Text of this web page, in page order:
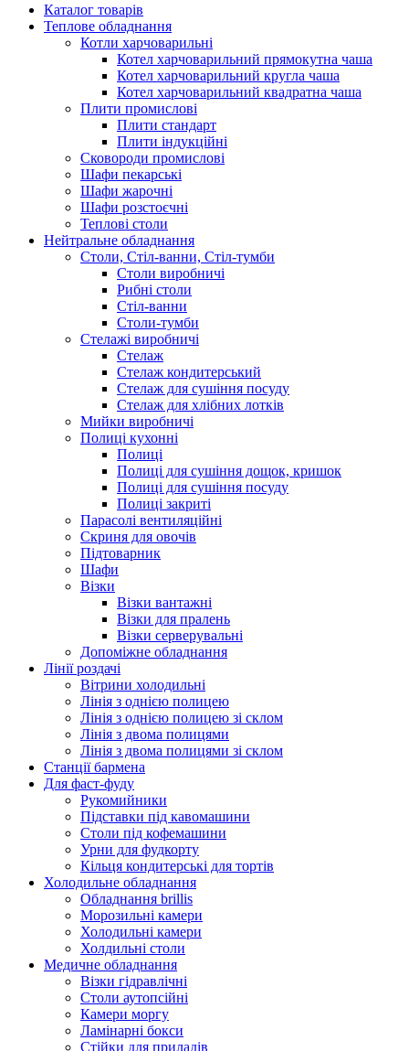
Каталог товарів
Теплове обладнання
Котли харчоварильні
Котел харчоварильний прямокутна чаша
Котел харчоварильний кругла чаша
Котел харчоварильний квадратна чаша
Плити промислові
Плити стандарт
Плити індукційні
Сковороди промислові
Шафи пекарські
Шафи жарочні
Шафи розстоєчні
Теплові столи
Нейтральне обладнання
Столи, Стіл-ванни, Стіл-тумби
Столи виробничі
Рибні столи
Стіл-ванни
Столи-тумби
Стелажі виробничі
Стелаж
Стелаж кондитерський
Стелаж для сушіння посуду
Стелаж для хлібних лотків
Мийки виробничі
Полиці кухонні
Полиці
Полиці для сушіння дощок, кришок
Полиці для сушіння посуду
Полиці закриті
Парасолі вентиляційні
Скриня для овочів
Підтоварник
Шафи
Візки
Візки вантажні
Візки для пралень
Візки серверувальні
Допоміжне обладнання
Лінії роздачі
Вітрини холодильні
Лінія з однією полицею
Лінія з однією полицею зі склом
Лінія з двома полицями
Лінія з двома полицями зі склом
Станції бармена
Для фаст-фуду
Рукомийники
Підставки під кавомашини
Столи під кофемашини
Урни для фудкорту
Кільця кондитерські для тортів
Холодильне обладнання
Обладнання brillis
Морозильні камери
Холодильні камери
Холдильні столи
Медичне обладнання
Візки гідравлічні
Столи аутопсійні
Камери моргу
Ламінарні бокси
Стійки для приладів